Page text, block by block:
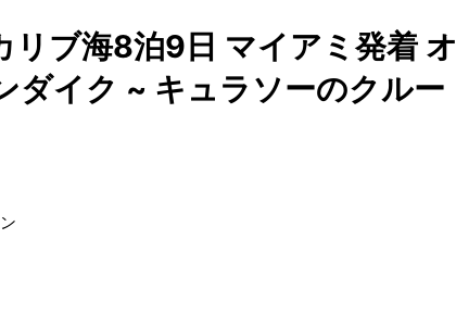
ブ海8泊9日 マイアミ発着 オ
ダイク ~ キュラソーのクルー